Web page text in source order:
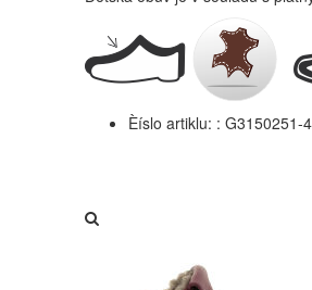
Èíslo artiklu: : G3150251-